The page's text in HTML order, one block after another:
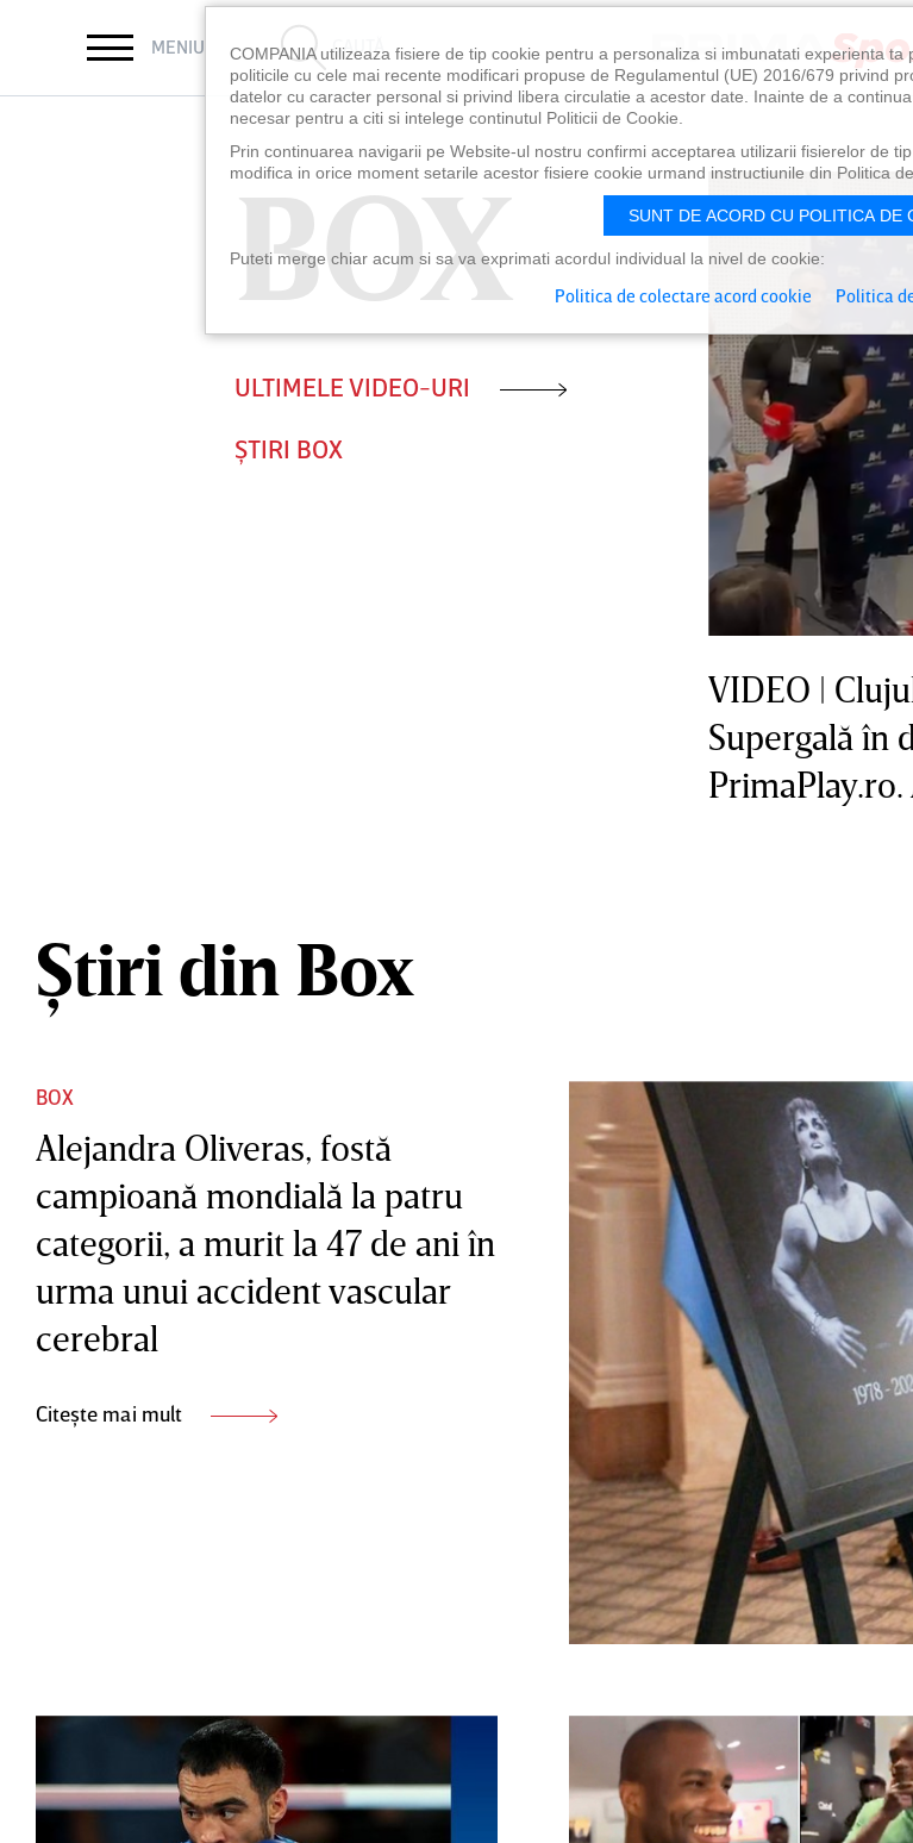
MENIU CAUTĂ
BOX
BOX
ULTIMELE VIDEO-URI
ȘTIRI BOX
VIDEO |
Supergală în
Știri din Box
BOX
Alejandra Oliveras, fostă
campioană mondială la patru
categorii, a murit la 47 de ani în
urma unui accident vascular
cerebral
Citește mai mult
COMPANIA utilizeaza fisiere de tip cookie pentru a personaliza si imbunatati experienta
politicile cu cele mai recente modificari propuse de Regulamentul (UE) 2016/679 privind
datelor cu caracter personal si privind libera circulatie a acestor date. Inainte de a
necesar pentru a citi si intelege continutul Politicii de Cookie.
Prin continuarea navigarii pe Website-ul nostru confirmi acceptarea utilizarii fisierelor de
modifica in orice moment setarile acestor fisiere cookie urmand instructiunile din Politica
SUNT DE ACORD CU POLITICA DE
Puteti merge chiar acum si sa va exprimati acordul individual la nivel de cookie:
Politica de colectare acord cookie Politica